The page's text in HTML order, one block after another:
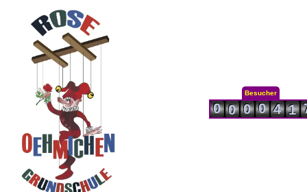
Besucher
0 0 0 0 4 1